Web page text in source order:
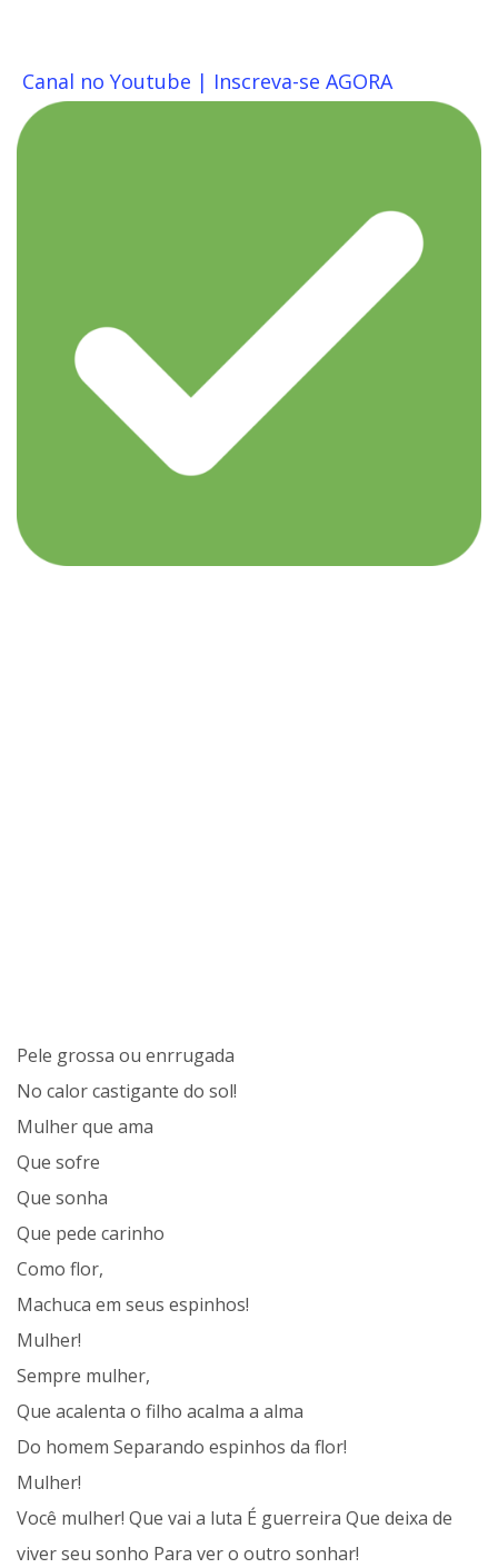
Canal no Youtube | Inscreva-se AGORA
Pele grossa ou enrrugada
No calor castigante do sol!
Mulher que ama
Que sofre
Que sonha
Que pede carinho
Como flor,
Machuca em seus espinhos!
Mulher!
Sempre mulher,
Que acalenta o filho acalma a alma
Do homem Separando espinhos da flor!
Mulher!
Você mulher! Que vai a luta É guerreira Que deixa de
viver seu sonho Para ver o outro sonhar!